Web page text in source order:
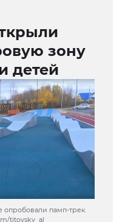
зону
детей
опробовали памп-трек.
titovsky_al